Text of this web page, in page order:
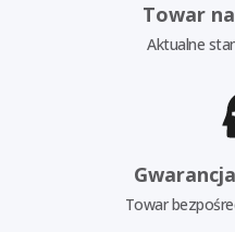
Towar
Aktualne
Towar